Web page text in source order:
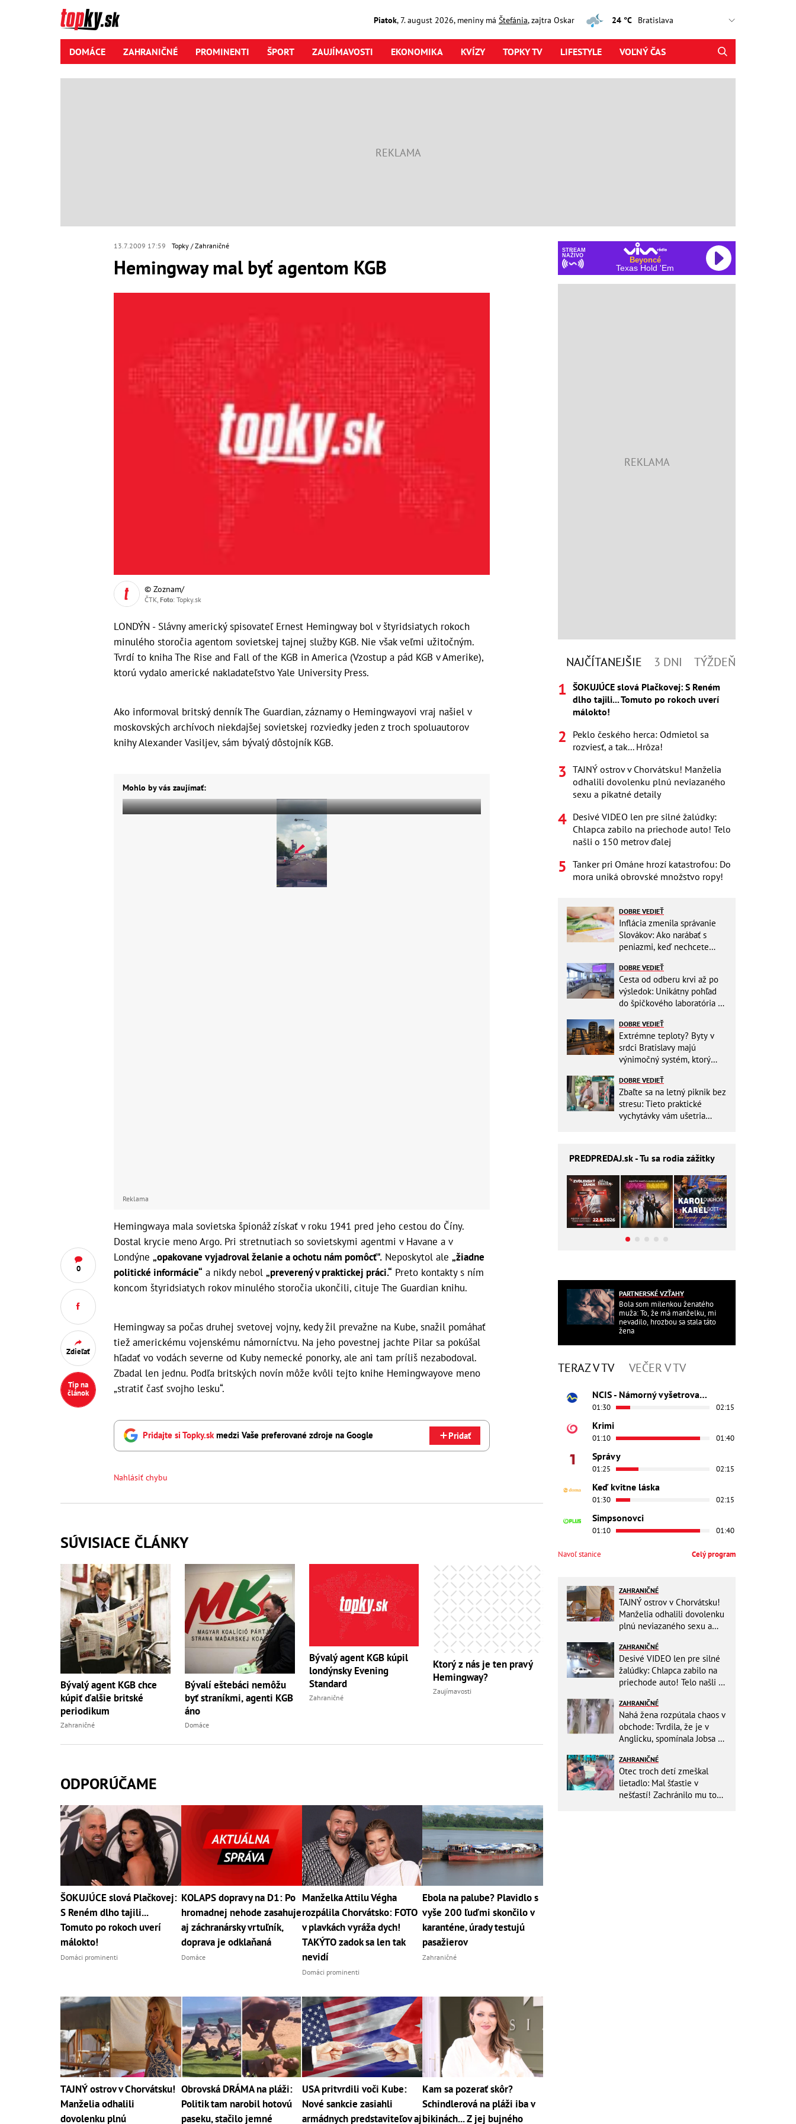
Piatok,7. august2026, meniny má Štefánia, zajtra Oskar 24 °C
DOMÁCE ZAHRANIČNÉ PROMINENTI ŠPORT ZAUJÍMAVOSTI EKONOMIKA KVÍZY TOPKY TV LIFESTYLE VOĽNÝ ČAS
13.7.2009 17:59 Topky Zahraničné
Hemingway mal byť agentom KGB
0
Zdieľať
Tip na
článok
© Zoznam/
ČTK, Foto: Topky.sk
LONDÝN - Slávny americký spisovateľ Ernest Hemingway bol v štyridsiatych rokoch
minulého storočia agentom sovietskej tajnej služby KGB. Nie však veľmi užitočným.
Tvrdí to kniha The Rise and Fall of the KGB in America (Vzostup a pád KGB v Amerike),
ktorú vydalo americké nakladateľstvo Yale University Press.
Ako informoval britský denník The Guardian, záznamy o Hemingwayovi vraj našiel v
moskovských archívoch niekdajšej sovietskej rozviedky jeden z troch spoluautorov
knihy Alexander Vasiljev, sám bývalý dôstojník KGB.
Mohlo by vás zaujímať:
Reklama
Hemingwaya mala sovietska špionáž získať v roku 1941 pred jeho cestou do Číny.
Dostal krycie meno Argo. Pri stretnutiach so sovietskymi agentmi v Havane a v
Londýne „opakovane vyjadroval želanie a ochotu nám pomôcť". Neposkytol ale „žiadne
politické informácie“ a nikdy nebol „preverený v praktickej práci.“ Preto kontakty s ním
koncom štyridsiatych rokov minulého storočia ukončili, cituje The Guardian knihu.
Hemingway sa počas druhej svetovej vojny, kedy žil prevažne na Kube, snažil pomáhať
tiež americkému vojenskému námorníctvu. Na jeho povestnej jachte Pilar sa pokúšal
hľadať vo vodách severne od Kuby nemecké ponorky, ale ani tam príliš nezabodoval.
Zbadal len jednu. Podľa britských novín môže kvôli tejto knihe Hemingwayove meno
„stratiť časť svojho lesku“.
Pridajte si Topky.skmedzi Vaše preferované zdroje na Google Pridať
Nahlásiť chybu
SÚVISIACE ČLÁNKY
Bývalý agent KGB chce
kúpiť ďalšie britské
periodikum
Zahraničné
Bývalí eštebáci nemôžu
byť straníkmi, agenti KGB
áno
Domáce
Bývalý agent KGB kúpil
londýnsky Evening
Standard
Zahraničné
Ktorý z nás je ten pravý
Hemingway?
Zaujímavosti
ODPORÚČAME
ŠOKUJÚCE slová Plačkovej:
S Reném dlho tajili...
Tomuto po rokoch uverí
málokto!
Domáci prominenti
KOLAPS dopravy na D1: Po
hromadnej nehode zasahuje
aj záchranársky vrtuľník,
doprava je odklaňaná
Domáce
Manželka Attilu Végha
rozpálila Chorvátsko: FOTO
v plavkách vyráža dych!
TAKÝTO zadok sa len tak
nevidí
Domáci prominenti
Ebola na palube? Plavidlo s
vyše 200 ľuďmi skončilo v
karanténe, úrady testujú
pasažierov
Zahraničné
TAJNÝ ostrov v Chorvátsku!
Manželia odhalili
dovolenku plnú
Obrovská DRÁMA na pláži:
Politik tam narobil hotovú
paseku, stačilo jemné
USA pritvrdili voči Kube:
Nové sankcie zasiahli
armádnych predstaviteľov aj
Kam sa pozerať skôr?
Schindlerová na pláži iba v
bikinách... Z jej bujného
STREAM
NAŽIVO
Beyoncé
Texas Hold 'Em
NAJČÍTANEJŠIE 3 DNI TÝŽDEŇ
ŠOKUJÚCE slová Plačkovej: S Reném
dlho tajili... Tomuto po rokoch uverí
málokto!
Peklo českého herca: Odmietol sa
rozviesť, a tak... Hrôza!
TAJNÝ ostrov v Chorvátsku! Manželia
odhalili dovolenku plnú neviazaného
sexu a pikatné detaily
Desivé VIDEO len pre silné žalúdky:
Chlapca zabilo na priechode auto! Telo
našli o 150 metrov ďalej
Tanker pri Ománe hrozí katastrofou: Do
mora uniká obrovské množstvo ropy!
DOBRE VEDIEŤ
Inflácia zmenila správanie
Slovákov: Ako narábať s
peniazmi, keď nechcete
DOBRE VEDIEŤ
Cesta od odberu krvi až po
výsledok: Unikátny pohľad
do špičkového laboratória na
DOBRE VEDIEŤ
Extrémne teploty? Byty v
srdci Bratislavy majú
výnimočný systém, ktorý
DOBRE VEDIEŤ
Zbaľte sa na letný piknik bez
stresu: Tieto praktické
vychytávky vám ušetria
PREDPREDAJ.sk - Tu sa rodia zážitky
PARTNERSKÉ VZŤAHY
Bola som milenkou ženatého
muža: To, že má manželku, mi
nevadilo, hrozbou sa stala táto
žena
TERAZ V TV VEČER V TV
NCIS - Námorný vyšetrovací úrad
01:30 02:15
Krimi
01:10 01:40
Správy
01:25 02:15
Keď kvitne láska
01:30 02:15
Simpsonovci
01:10 01:40
Navoľ stanice Celý program
ZAHRANIČNÉ
TAJNÝ ostrov v Chorvátsku!
Manželia odhalili dovolenku
plnú neviazaného sexu a
ZAHRANIČNÉ
Desivé VIDEO len pre silné
žalúdky: Chlapca zabilo na
priechode auto! Telo našli o
ZAHRANIČNÉ
Nahá žena rozpútala chaos v
obchode: Tvrdila, že je v
Anglicku, spomínala Jobsa aj
ZAHRANIČNÉ
Otec troch detí zmeškal
lietadlo: Mal šťastie v
nešťastí! Zachránilo mu to